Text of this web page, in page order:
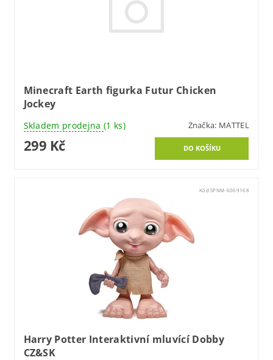
Minecraft Earth figurka Futur Chicken
Jockey
Skladem prodejna (1 ks) Značka: MATTEL
299 Kč
Kód:SPNM-6069168
Harry Potter Interaktivní mluvící Dobby
CZ&SK